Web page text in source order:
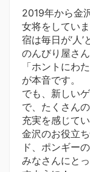
2019年から金
女将をしていま
宿は毎日が’人’
のんびり屋さ
「ホントにわ
が本音です。
でも、新しい
で、たくさん
充実を感じてい
金沢のお役立
ド、ポンギー
みなさんにと